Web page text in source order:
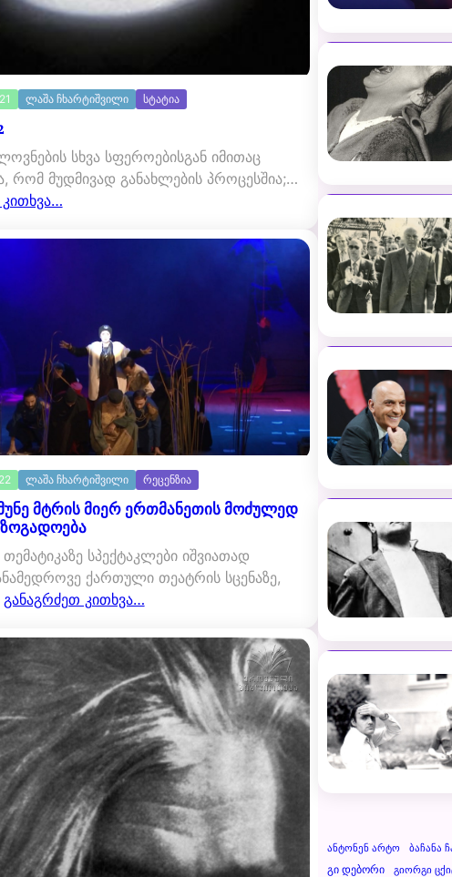
ლაშა ჩხარტიშვილი სტატია
სხვა სფეროებისგან იმითაც
რომ მუდმივად განახლების პროცესშია;…
ლაშა ჩხარტიშვილი რეცენზია
მტრის მიერ ერთმანეთის მოძულედ
სპექტაკლები იშვიათად
ქართული თეატრის სცენაზე,
განაგრძეთ კითხვა…
Ანტონენ Არტო Ბაჩანა
Გი Დებორი
Გიორგი